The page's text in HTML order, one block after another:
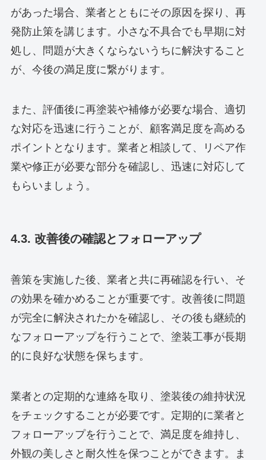
があった場合、業者とともにその原因を探り、再
発防止策を講じます。小さな不具合でも早期に対
処し、問題が大きくならないうちに解決すること
が、今後の満足度に繋がります。
また、評価後に再塗装や補修が必要な場合、適切
な対応を迅速に行うことが、顧客満足度を高める
ポイントとなります。業者と相談して、リペア作
業や修正が必要な部分を確認し、迅速に対応して
もらいましょう。
4.3. 改善後の確認とフォローアップ
善策を実施した後、業者と共に再確認を行い、そ
の効果を確かめることが重要です。改善後に問題
が完全に解決されたかを確認し、その後も継続的
なフォローアップを行うことで、塗装工事が長期
的に良好な状態を保ちます。
業者との定期的な連絡を取り、塗装後の維持状況
をチェックすることが必要です。定期的に業者と
フォローアップを行うことで、満足度を維持し、
外観の美しさと耐久性を保つことができます。ま